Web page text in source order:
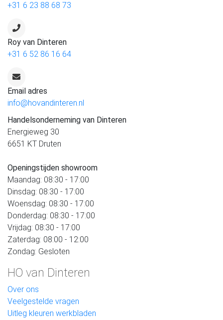
+31 6 23 88 68 73
Roy van Dinteren
+31 6 52 86 16 64
Email adres
info@hovandinteren.nl
Handelsonderneming van Dinteren
Energieweg 30
6651 KT Druten
Openingstijden showroom
Maandag: 08:30 - 17:00
Dinsdag: 08:30 - 17:00
Woensdag: 08:30 - 17:00
Donderdag: 08:30 - 17:00
Vrijdag: 08:30 - 17:00
Zaterdag: 08:00 - 12:00
Zondag: Gesloten
HO van Dinteren
Over ons
Veelgestelde vragen
Uitleg kleuren werkbladen